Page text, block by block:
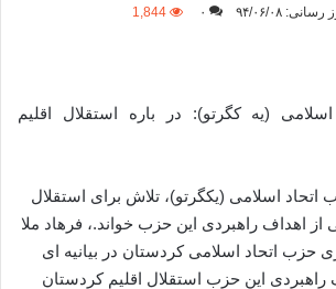
۹۴/۰۶/۰۸ ۰ 1,844
(یه کگرتو): در باره استقلال اقلیم
اسلامی (یکگرتو)، تلاش برای استقلال
از اهداف راهبردی این حزب خواند.، فرهاد ملا
حزب اتحاد اسلامی کردستان در بیانیه ای
این حزب استقلال اقلیم کردستان